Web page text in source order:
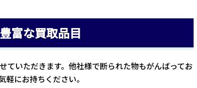
富な買取品目
ていただきます。他社様で断られた物もがんばってお
にお持ちください。